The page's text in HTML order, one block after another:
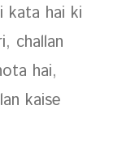
kata hai ki
, challan
hai,
kaise